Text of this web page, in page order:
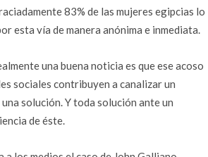
83% de las mujeres egipcias lo
esta vía de manera anónima e inmediata.
una buena noticia es que ese acoso
sociales contribuyen a canalizar un
solución. Y toda solución ante un
de éste.